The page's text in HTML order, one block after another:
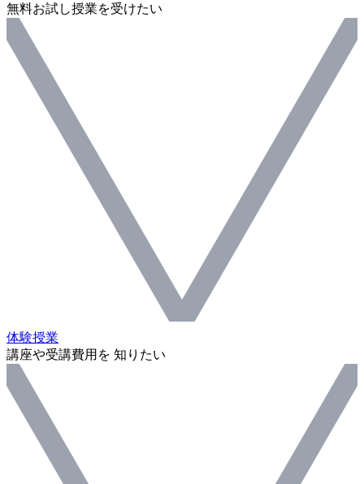
無料お試し授業を受けたい
体験授業
講座や受講費用を 知りたい